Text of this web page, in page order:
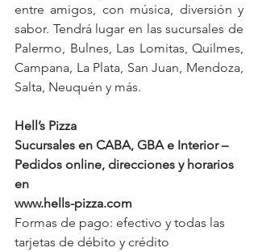
entre amigos, con música, diversión y
sabor. Tendrá lugar en las sucursales de
Palermo, Bulnes, Las Lomitas, Quilmes,
Campana, La Plata, San Juan, Mendoza,
Salta, Neuquén y más.
Hell’s Pizza
Sucursales en CABA, GBA e Interior –
Pedidos online, direcciones y horarios
en
www.hells-pizza.com
Formas de pago: efectivo y todas las
tarjetas de débito y crédito